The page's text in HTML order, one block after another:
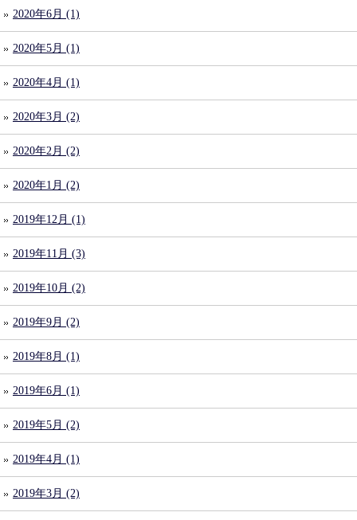
2020年6月 (1)
2020年5月 (1)
2020年4月 (1)
2020年3月 (2)
2020年2月 (2)
2020年1月 (2)
2019年12月 (1)
2019年11月 (3)
2019年10月 (2)
2019年9月 (2)
2019年8月 (1)
2019年6月 (1)
2019年5月 (2)
2019年4月 (1)
2019年3月 (2)